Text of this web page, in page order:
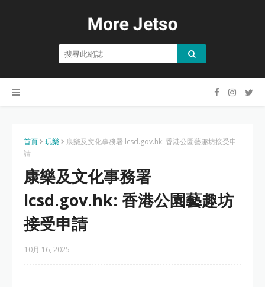
首頁 玩樂
康樂及文化事務署 lcsd.gov.hk: 香港公園藝趣坊接受申
請
康樂及文化事務署
lcsd.gov.hk: 香港公園藝趣坊
接受申請
10月 16, 2025